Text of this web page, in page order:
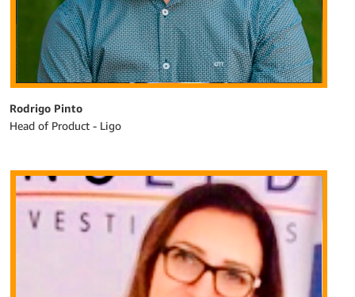
Rodrigo Pinto
Head of Product - Ligo